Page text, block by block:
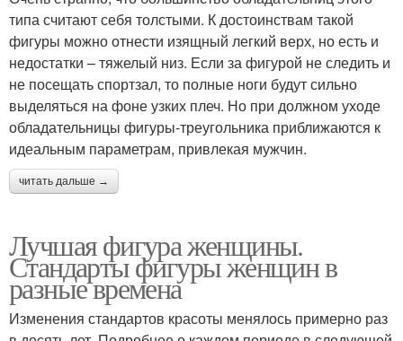
типа считают себя толстыми. К достоинствам такой
фигуры можно отнести изящный легкий верх, но есть и
недостатки – тяжелый низ. Если за фигурой не следить и
не посещать спортзал, то полные ноги будут сильно
выделяться на фоне узких плеч. Но при должном уходе
обладательницы фигуры-треугольника приближаются к
идеальным параметрам, привлекая мужчин.
читать дальше →
Лучшая фигура женщины.
Стандарты фигуры женщин в
разные времена
Изменения стандартов красоты менялось примерно раз